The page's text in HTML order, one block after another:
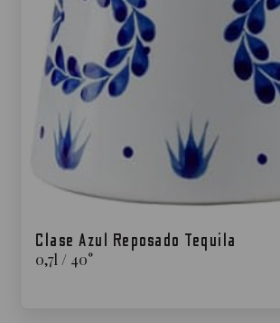
Clase Azul Reposado Tequila
0,7l / 40°